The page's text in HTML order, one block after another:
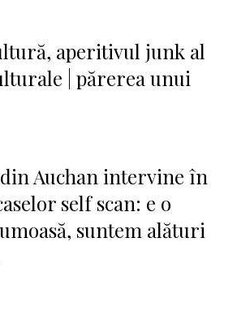
aperitivul junk al
| părerea unui
Auchan intervine în
self scan: e o
suntem alături